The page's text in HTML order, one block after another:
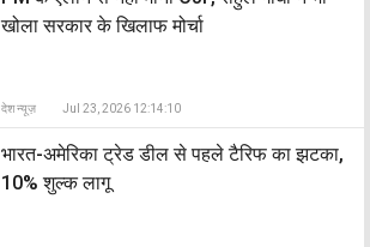
खोला सरकार के खिलाफ मोर्चा
देश न्यूज़ Jul 23, 2026 12:14:10
भारत-अमेरिका ट्रेड डील से पहले टैरिफ का झटका,
10% शुल्क लागू